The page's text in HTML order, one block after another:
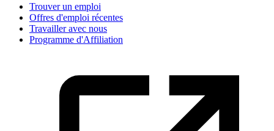
Trouver un emploi
Offres d'emploi récentes
Travailler avec nous
Programme d'Affiliation